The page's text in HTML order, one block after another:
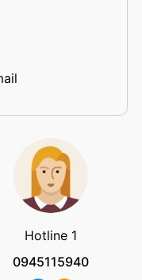
Hotline 1
0945115940